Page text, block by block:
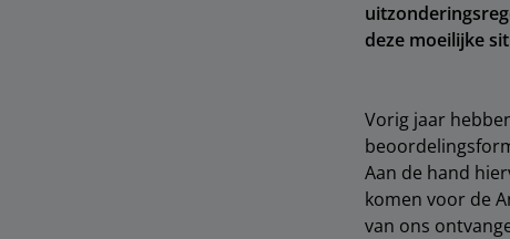
deze moeilijke
Vorig jaar
Aan de hand
komen voor de
van ons